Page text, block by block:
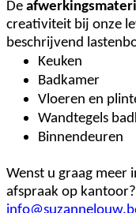
De
creativiteit bij onze
beschrijvend
Keuken
Badkamer
Vloeren en
Wandtegels
Binnendeuren
Wenst u graag
afspraak op kantoor?